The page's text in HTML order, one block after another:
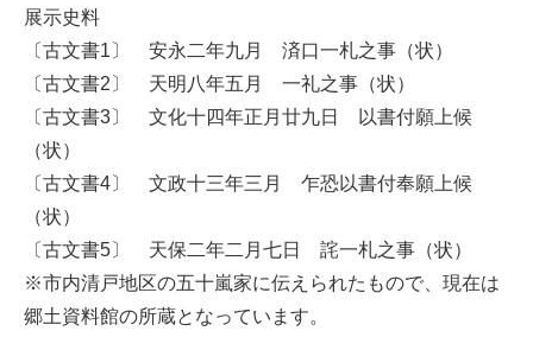
展示史料
〔古文書1〕 安永二年九月 済口一札之事（状）
〔古文書2〕 天明八年五月 一礼之事（状）
〔古文書3〕 文化十四年正月廿九日 以書付願上候
（状）
〔古文書4〕 文政十三年三月 乍恐以書付奉願上候
（状）
〔古文書5〕 天保二年二月七日 詫一札之事（状）
※市内清戸地区の五十嵐家に伝えられたもので、現在は
郷土資料館の所蔵となっています。